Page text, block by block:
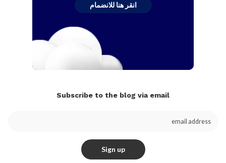
انقر هنا للانضمام
Subscribe to the blog via email